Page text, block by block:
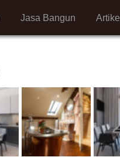
Artikel
Jasa Bangun